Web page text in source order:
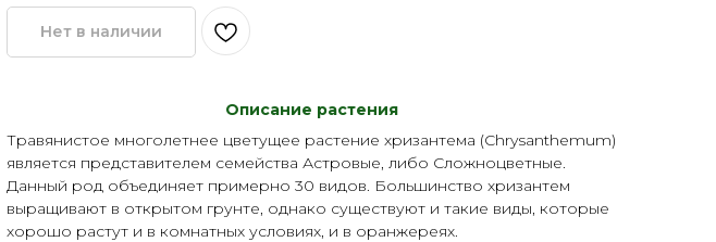
Нет в наличии
Описание растения
Травянистое многолетнее цветущее растение хризантема (Chrysanthemum)
является представителем семейства Астровые, либо Сложноцветные.
Данный род объединяет примерно 30 видов. Большинство хризантем
выращивают в открытом грунте, однако существуют и такие виды, которые
хорошо растут и в комнатных условиях, и в оранжереях.